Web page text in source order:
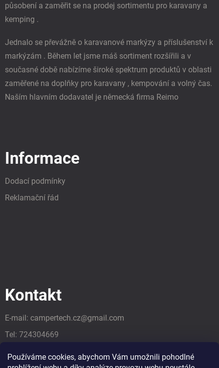
Používáme cookies, abychom Vám umožnili pohodlné
v
s
u
působení a zaměřit se na prodej sortimentu pro karavany a
kemping .
Jednalo se převážně o karavanové markýzy a příslušenství k
markýzám . Během let jsme máš sortiment rozšířili a v
současné době nabízíme široké spektrum produktů v oblasti
zaměřené na doplňky pro karavany , kempování a volný čas.
Naším hlavním dodavatel je německá firma Reimo
Informace
Dodací podmínky
Reklamační řád
Kontakt
E-mail: campertech.cz@gmail.com
Tel: 724304669